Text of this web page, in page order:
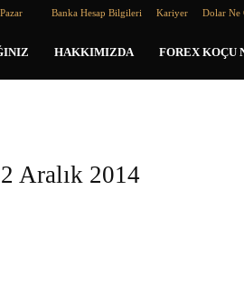
Banka Hesap Bilgileri Kariyer Dolar Ne
HAKKIMIZDA FOREX KOÇU
Aralık 2014